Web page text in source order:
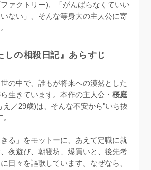
ァクトリー)。「がんばらなくていい
ない」、そんな等身大の主人公に寄
しの相殺日記』あらすじ
の中で、誰もが将来への漠然とした
生きています。本作の主人公・ 桜庭
え／29歳)は、そんな不安から"いち抜
きる」をモットーに、あえて定職に就
夜遊び、朝寝坊、爆買いと、後先考
日々を謳歌しています。なぜなら、